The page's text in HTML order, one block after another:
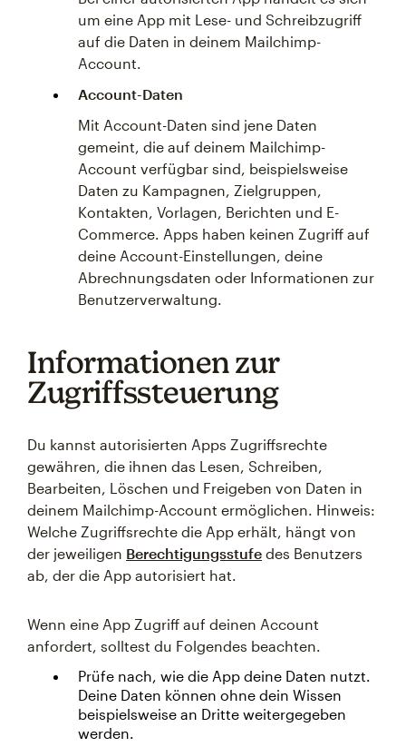
um eine App mit Lese- und Schreibzugriff
auf die Daten in deinem Mailchimp-
Account.
Account-Daten
Mit Account-Daten sind jene Daten
gemeint, die auf deinem Mailchimp-
Account verfügbar sind, beispielsweise
Daten zu Kampagnen, Zielgruppen,
Kontakten, Vorlagen, Berichten und E-
Commerce. Apps haben keinen Zugriff auf
deine Account-Einstellungen, deine
Abrechnungsdaten oder Informationen zur
Benutzerverwaltung.
Informationen zur
Zugriffssteuerung
Du kannst autorisierten Apps Zugriffsrechte
gewähren, die ihnen das Lesen, Schreiben,
Bearbeiten, Löschen und Freigeben von Daten in
deinem Mailchimp-Account ermöglichen. Hinweis:
Welche Zugriffsrechte die App erhält, hängt von
der jeweiligen Berechtigungsstufe des Benutzers
ab, der die App autorisiert hat.
Wenn eine App Zugriff auf deinen Account
anfordert, solltest du Folgendes beachten.
Prüfe nach, wie die App deine Daten nutzt.
Deine Daten können ohne dein Wissen
beispielsweise an Dritte weitergegeben
werden.